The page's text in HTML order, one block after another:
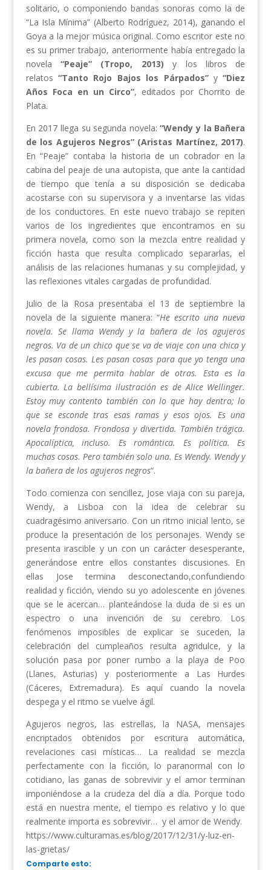
solitario, o componiendo bandas sonoras como la de
“La Isla Mínima” (Alberto Rodríguez, 2014), ganando el
Goya a la mejor música original. Como escritor este no
es su primer trabajo, anteriormente había entregado la
novela “Peaje” (Tropo, 2013) y los libros de
relatos “Tanto Rojo Bajos los Párpados”y“Diez
Años Foca en un Circo”, editados por Chorrito de
Plata.
En 2017 llega su segunda novela:“Wendy y la Bañera
de los Agujeros Negros” (Aristas Martínez, 2017).
En “Peaje” contaba la historia de un cobrador en la
cabina del peaje de una autopista, que ante la cantidad
de tiempo que tenía a su disposición se dedicaba
acostarse con su supervisora y a inventarse las vidas
de los conductores. En este nuevo trabajo se repiten
varios de los ingredientes que encontramos en su
primera novela, como son la mezcla entre realidad y
ficción hasta que resulta complicado separarlas, el
análisis de las relaciones humanas y su complejidad, y
las reflexiones vitales cargadas de profundidad.
Julio de la Rosa presentaba el 13 de septiembre la
novela de la siguiente manera: “He escrito una nueva
novela. Se llama Wendy y la bañera de los agujeros
negros. Va de un chico que se va de viaje con una chica y
les pasan cosas. Les pasan cosas para que yo tenga una
excusa que me permita hablar de otras. Esta es la
cubierta. La bellísima ilustración es de Alice Wellinger.
Estoy muy contento también con lo que hay dentro; lo
que se esconde tras esas ramas y esos ojos. Es una
novela frondosa. Frondosa y divertida. También trágica.
Apocalíptica, incluso. Es romántica. Es política. Es
muchas cosas. Pero también solo una. Es Wendy. Wendy y
la bañera de los agujeros negros“.
Todo comienza con sencillez, Jose viaja con su pareja,
Wendy, a Lisboa con la idea de celebrar su
cuadragésimo aniversario. Con un ritmo inicial lento, se
produce la presentación de los personajes. Wendy se
presenta irascible y un con un carácter desesperante,
generándose entre ellos constantes discusiones. En
ellas Jose termina desconectando,confundiendo
realidad y ficción, viendo su yo adolescente en jóvenes
que se le acercan… planteándose la duda de si es un
espectro o una invención de su cerebro. Los
fenómenos imposibles de explicar se suceden, la
celebración del cumpleaños resulta agridulce, y la
solución pasa por poner rumbo a la playa de Poo
(Llanes, Asturias) y posteriormente a Las Hurdes
(Cáceres, Extremadura). Es aquí cuando la novela
despega y el ritmo se vuelve ágil.
Agujeros negros, las estrellas, la NASA, mensajes
encriptados obtenidos por escritura automática,
revelaciones casi místicas… La realidad se mezcla
perfectamente con la ficción, lo paranormal con lo
cotidiano, las ganas de sobrevivir y el amor terminan
imponiéndose a la crudeza del día a día. Porque todo
está en nuestra mente, el tiempo es relativo y lo que
realmente importa es sobrevivir… y el amor de Wendy.
https://www.culturamas.es/blog/2017/12/31/y-luz-en-
las-grietas/
Comparte esto: